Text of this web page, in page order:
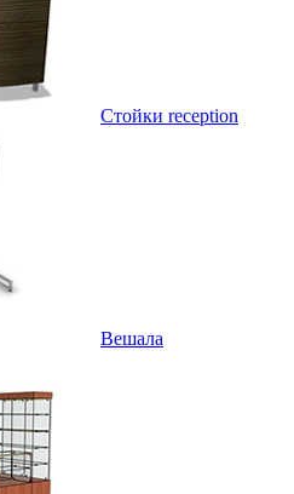
Стойки reception
Вешала